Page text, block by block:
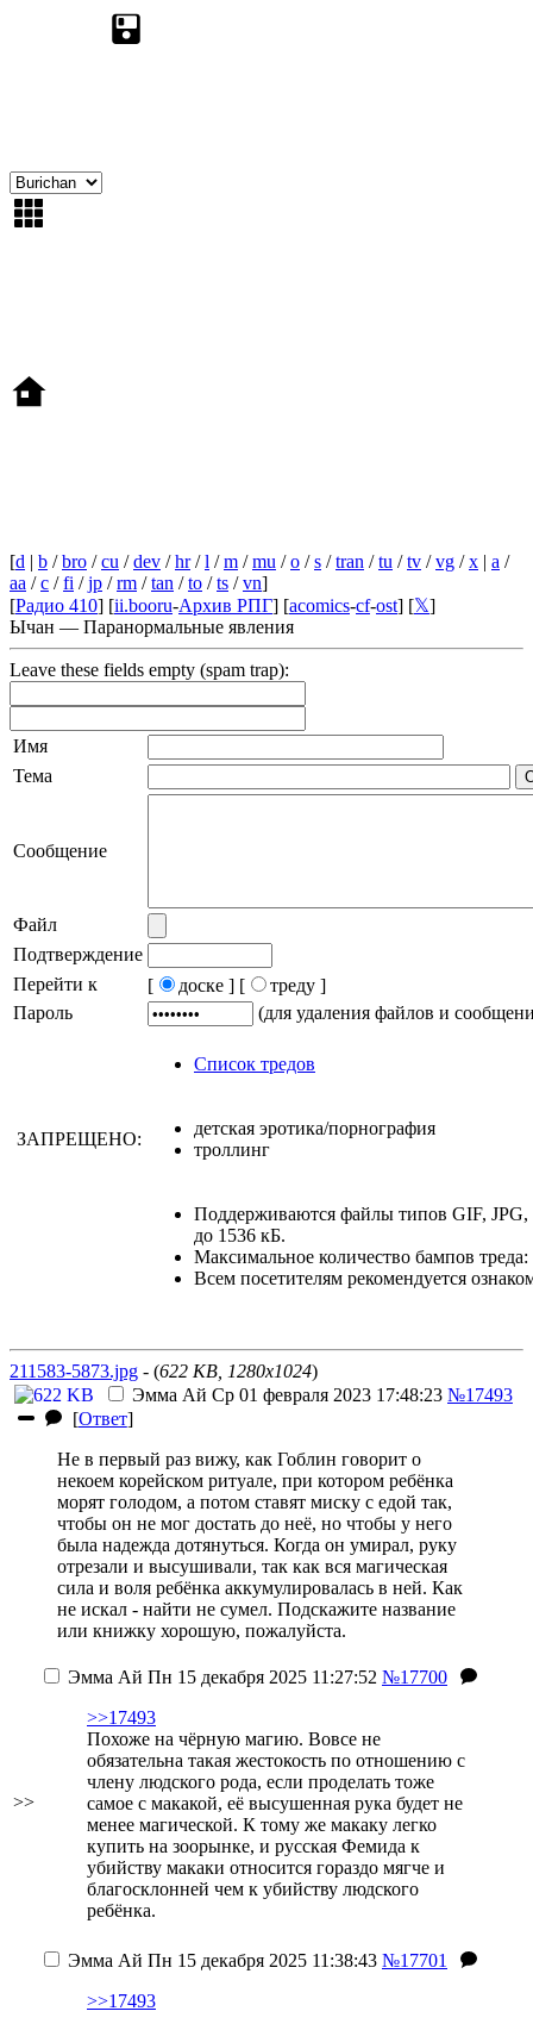
[d | b /bro /cu /dev /hr/l /m /mu /o /s /tran /tu /tv /vg /x | a /
aa /c /fi /jp /rm /tan /to /ts /vn]
[Радио 410] [ii.booru-Архив РПГ] [acomics-cf-ost] [𝕏]
Ычан — Паранормальные явления
Leave these fields empty (spam trap):
Имя
Тема
Сообщение
Файл
Подтверждение
Перейти к
[ доске ] [
треду ]
Пароль
(для удаления файлов и
Список тредов
ЗАПРЕЩЕНО:
детская эротика/порнография
троллинг
Поддерживаются файлы типов GIF, JPG,
до 1536 кБ.
Максимальное количество бампов треда:
Всем посетителям рекомендуется
211583-5873.jpg - (622 KB, 1280x1024)
Эмма Ай Ср 01 февраля 2023 17:48:23 №17493
[Ответ]
Не в первый раз вижу, как Гоблин говорит о
некоем корейском ритуале, при котором ребёнка
морят голодом, а потом ставят миску с едой так,
чтобы он не мог достать до неё, но чтобы у него
была надежда дотянуться. Когда он умирал, руку
отрезали и высушивали, так как вся магическая
сила и воля ребёнка аккумулировалась в ней. Как
не искал - найти не сумел. Подскажите название
или книжку хорошую, пожалуйста.
>>
Эмма Ай Пн 15 декабря 2025 11:27:52 №17700
>>17493
Похоже на чёрную магию. Вовсе не
обязательна такая жестокость по отношению с
члену людского рода, если проделать тоже
самое с макакой, её высушенная рука будет не
менее магической. К тому же макаку легко
купить на зоорынке, и русская Фемида к
убийству макаки относится гораздо мягче и
благосклонней чем к убийству людского
ребёнка.
Эмма Ай Пн 15 декабря 2025 11:38:43 №17701
>>17493